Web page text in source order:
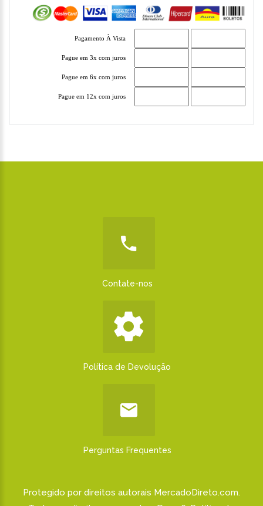
Pagamento À Vista
Pague em 3x com juros
Pague em 6x com juros
Pague em 12x com juros
Contate-nos
Política de Devolução
Perguntas Frequentes
Protegido por direitos autorais MercadoDireto.com.